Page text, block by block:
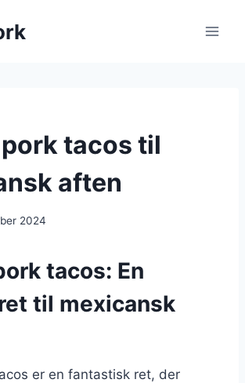
tacos til
aften
2024
tacos: En
til mexicansk
er en fantastisk ret, der